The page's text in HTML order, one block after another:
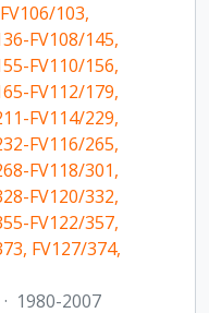
103,
FV108/145,
FV110/156,
FV112/179,
FV114/229,
FV116/265,
FV118/301,
FV120/332,
FV122/357,
FV127/374,
· 1980-2007